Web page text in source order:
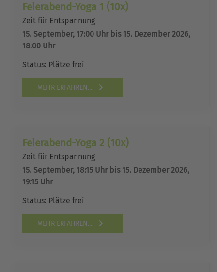
Feierabend-Yoga 1 (10x)
Zeit für Entspannung
15. September, 17:00 Uhr bis 15. Dezember 2026,
18:00 Uhr
Status: Plätze frei
MEHR ERFAHREN...
Feierabend-Yoga 2 (10x)
Zeit für Entspannung
15. September, 18:15 Uhr bis 15. Dezember 2026,
19:15 Uhr
Status: Plätze frei
MEHR ERFAHREN...